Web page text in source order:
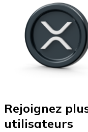
Rejoignez
utilisateurs